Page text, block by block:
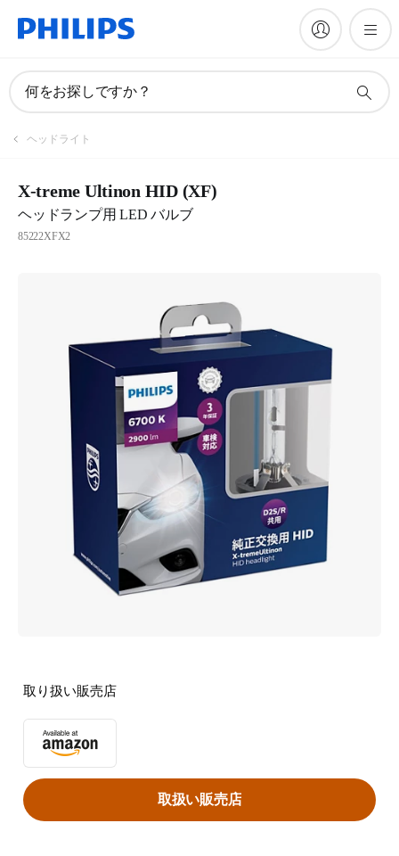
何をお探しですか？
ヘッドライト
X-treme Ultinon HID (XF)
ヘッドランプ用 LED バルブ
85222XFX2
取り扱い販売店
取扱い販売店